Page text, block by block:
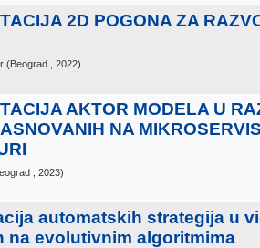
2D POGONA ZA
(Beograd , 2022)
AKTOR MODELA U
NA
, 2023)
automatskih strategija u
na evolutivnim algoritmima